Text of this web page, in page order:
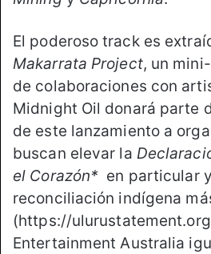
El poderoso track es
Makarrata Project, un
de colaboraciones con
Midnight Oil donará parte
de este lanzamiento a
buscan elevar la
el Corazón* en particular
reconciliación indígena
(https://
Entertainment Australia